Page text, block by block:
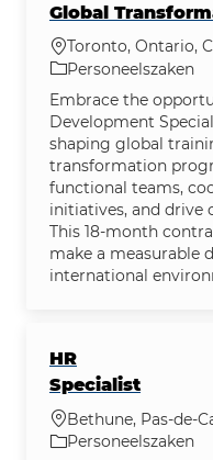
Global
Plaats
Toronto, Ontario,
Categorie
Personeelszaken
Embrace the
Development
shaping global
transformation
functional teams,
initiatives, and drive
This 18-month
make a measurable
international
HR
Specialist
Plaats
Bethune, Pas-de-
Categorie
Personeelszaken